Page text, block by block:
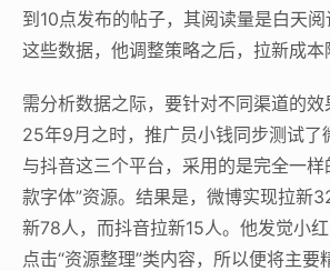
到10点发布的帖子，其阅读量是白天
这些数据，他调整策略之后，拉新成本
需分析数据之际，要针对不同渠道的
25年9月之时，推广员小钱同步测试了
与抖音这三个平台，采用的是完全一
款字体”资源。结果是，微博实现拉新
新78人，而抖音拉新15人。他发觉小
点击“资源整理”类内容，所以便将主要